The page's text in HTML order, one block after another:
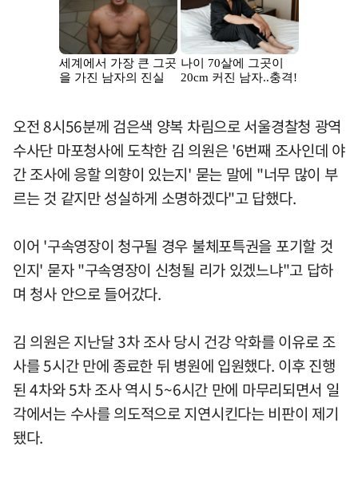
오전 8시56분께 검은색 양복 차림으로 서울경찰청 광역
수사단 마포청사에 도착한 김 의원은 '6번째 조사인데 야
간 조사에 응할 의향이 있는지' 묻는 말에 "너무 많이 부
르는 것 같지만 성실하게 소명하겠다"고 답했다.
이어 '구속영장이 청구될 경우 불체포특권을 포기할 것
인지' 묻자 "구속영장이 신청될 리가 있겠느냐"고 답하
며 청사 안으로 들어갔다.
김 의원은 지난달 3차 조사 당시 건강 악화를 이유로 조
사를 5시간 만에 종료한 뒤 병원에 입원했다. 이후 진행
된 4차와 5차 조사 역시 5~6시간 만에 마무리되면서 일
각에서는 수사를 의도적으로 지연시킨다는 비판이 제기
됐다.